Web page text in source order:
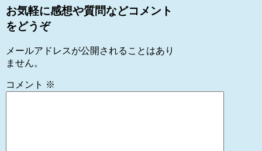
お気軽に感想や質問などコメント
をどうぞ
メールアドレスが公開されることはあり
ません。
コメント ※